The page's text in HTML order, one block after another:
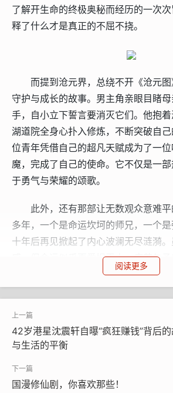
了解开生命的终极奥秘而经历的一次
释了什么才是真正的不屈不挠。
而提到沧元界，总绕不开《沧元
守护与成长的故事。男主角亲眼目睹
手，自小立下誓言要消灭它们。他抱
湖道院全身心扑入修炼，不断突破自
位青年凭借自己的超凡天赋成为了一
魔，完成了自己的使命。它不仅是一
于勇气与荣耀的颂歌。
此外，还有那部让无数观众意难
多年，一个是命运坎坷的师兄，一个是
十年后再见掀起了内心波澜无尽涟漪
感，但命运似乎更爱捉弄人，痛苦与矛
骨铭心的情感，让观众无数次落泪。在
恋中，也嵌入了无数战斗和牺牲的片
同样令人印象深刻的是《完美世
致，还原了小说中的恢弘大气。无论是
人心魂的情节，每个转折都让人肾上腺
迹与希望。这部作品不仅讲述了不屈的
阅读更多
42岁港星沈震轩自曝“疯狂赚钱”背后
与生活的平衡
国漫修仙剧，你喜欢那些！